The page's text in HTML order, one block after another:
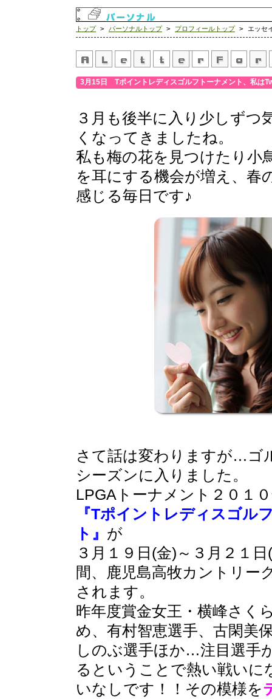
トップ> パーソナルトップ> プロフィールトップ> エッセ
3月15日 Tポイントレディスゴルフトーナメント、私は
３月も後半に入り少しずつ
くなってきましたね。
私も梅の花を見つけたり小
を耳にする機会が増え、春
感じる毎日です♪
さて話は変わりますが…ゴ
シーズンに入りました。
LPGAトーナメント２０１
『Tポイントレディスゴル
ト』 が
３月１９日(金)～３月２１
間、鹿児島高牧カントリー
されます。
昨年度賞金女王・横峰さく
め、有村智恵選手、古閑美
しのぶ選手ほか…注目選手
るということで熱い戦いに
いなしです！！その模様を